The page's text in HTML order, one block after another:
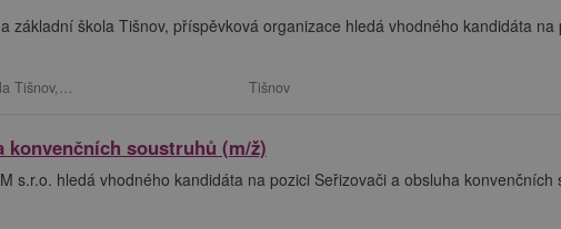
základní škola Tišnov, příspěvková organizace hledá vhodného kandidáta
Tišnov,… Tišnov
konvenčních soustruhů (m/ž)
s.r.o. hledá vhodného kandidáta na pozici Seřizovači a obsluha konvenčních